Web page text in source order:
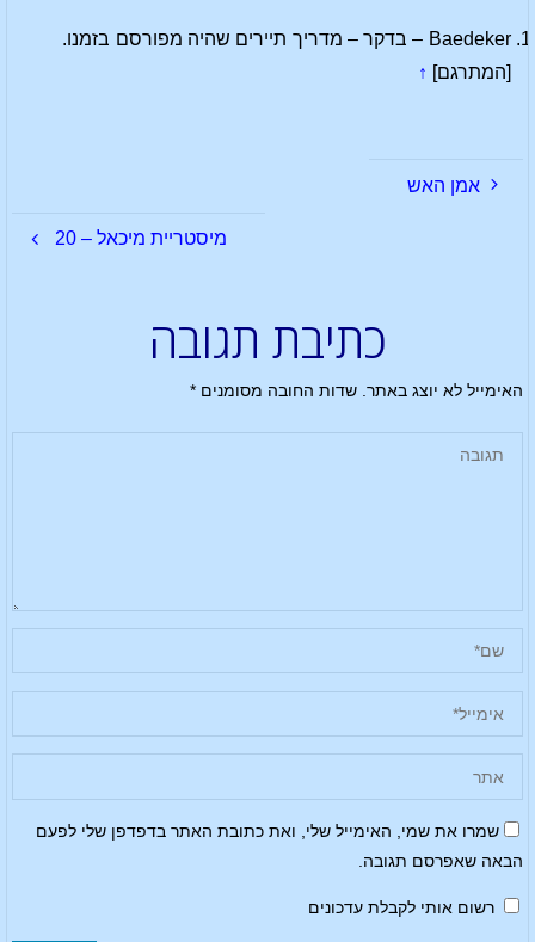
Baedeker – בדקר – מדריך תיירים שהיה מפורסם בזמנו.
[המתרגם] ↑
אמן האש
מיסטריית מיכאל – 20
כתיבת תגובה
האימייל לא יוצג באתר. שדות החובה מסומנים*
שמרו את שמי, האימייל שלי, ואת כתובת האתר בדפדפן שלי לפעם
הבאה שאפרסם תגובה.
רשום אותי לקבלת עדכונים